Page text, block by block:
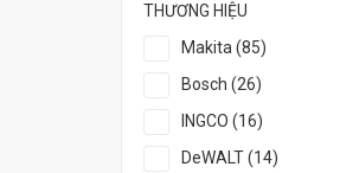
THƯƠNG HIỆU
Makita (85)
Bosch (26)
INGCO (16)
DeWALT (14)